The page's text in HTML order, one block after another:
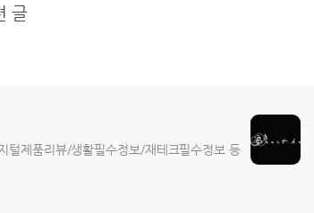
글
털제품리뷰/생활필수정보/재테크필수정보 등